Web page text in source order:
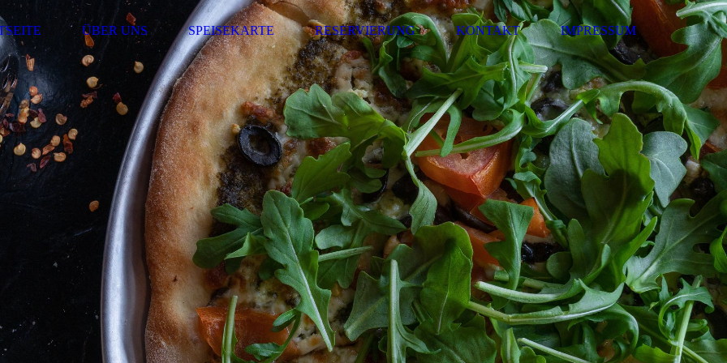
ÜBER UNS SPEISEKARTE RESERVIERUNG KONTAKT IMPRESSUM